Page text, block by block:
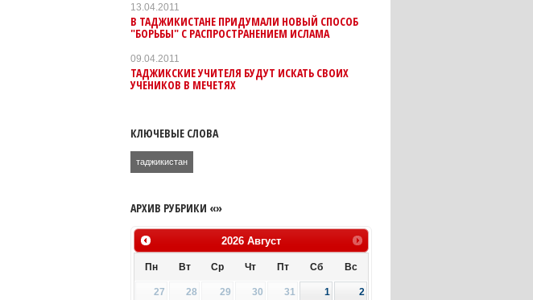
13.04.2011
В ТАДЖИКИСТАНЕ ПРИДУМАЛИ НОВЫЙ СПОСОБ
"БОРЬБЫ" С РАСПРОСТРАНЕНИЕМ ИСЛАМА
09.04.2011
ТАДЖИКСКИЕ УЧИТЕЛЯ БУДУТ ИСКАТЬ СВОИХ
УЧЕНИКОВ В МЕЧЕТЯХ
КЛЮЧЕВЫЕ СЛОВА
таджикистан
АРХИВ РУБРИКИ «»
2026 Август
Пн Вт Ср Чт Пт Сб Вс
27 28 29 30 31 1
2